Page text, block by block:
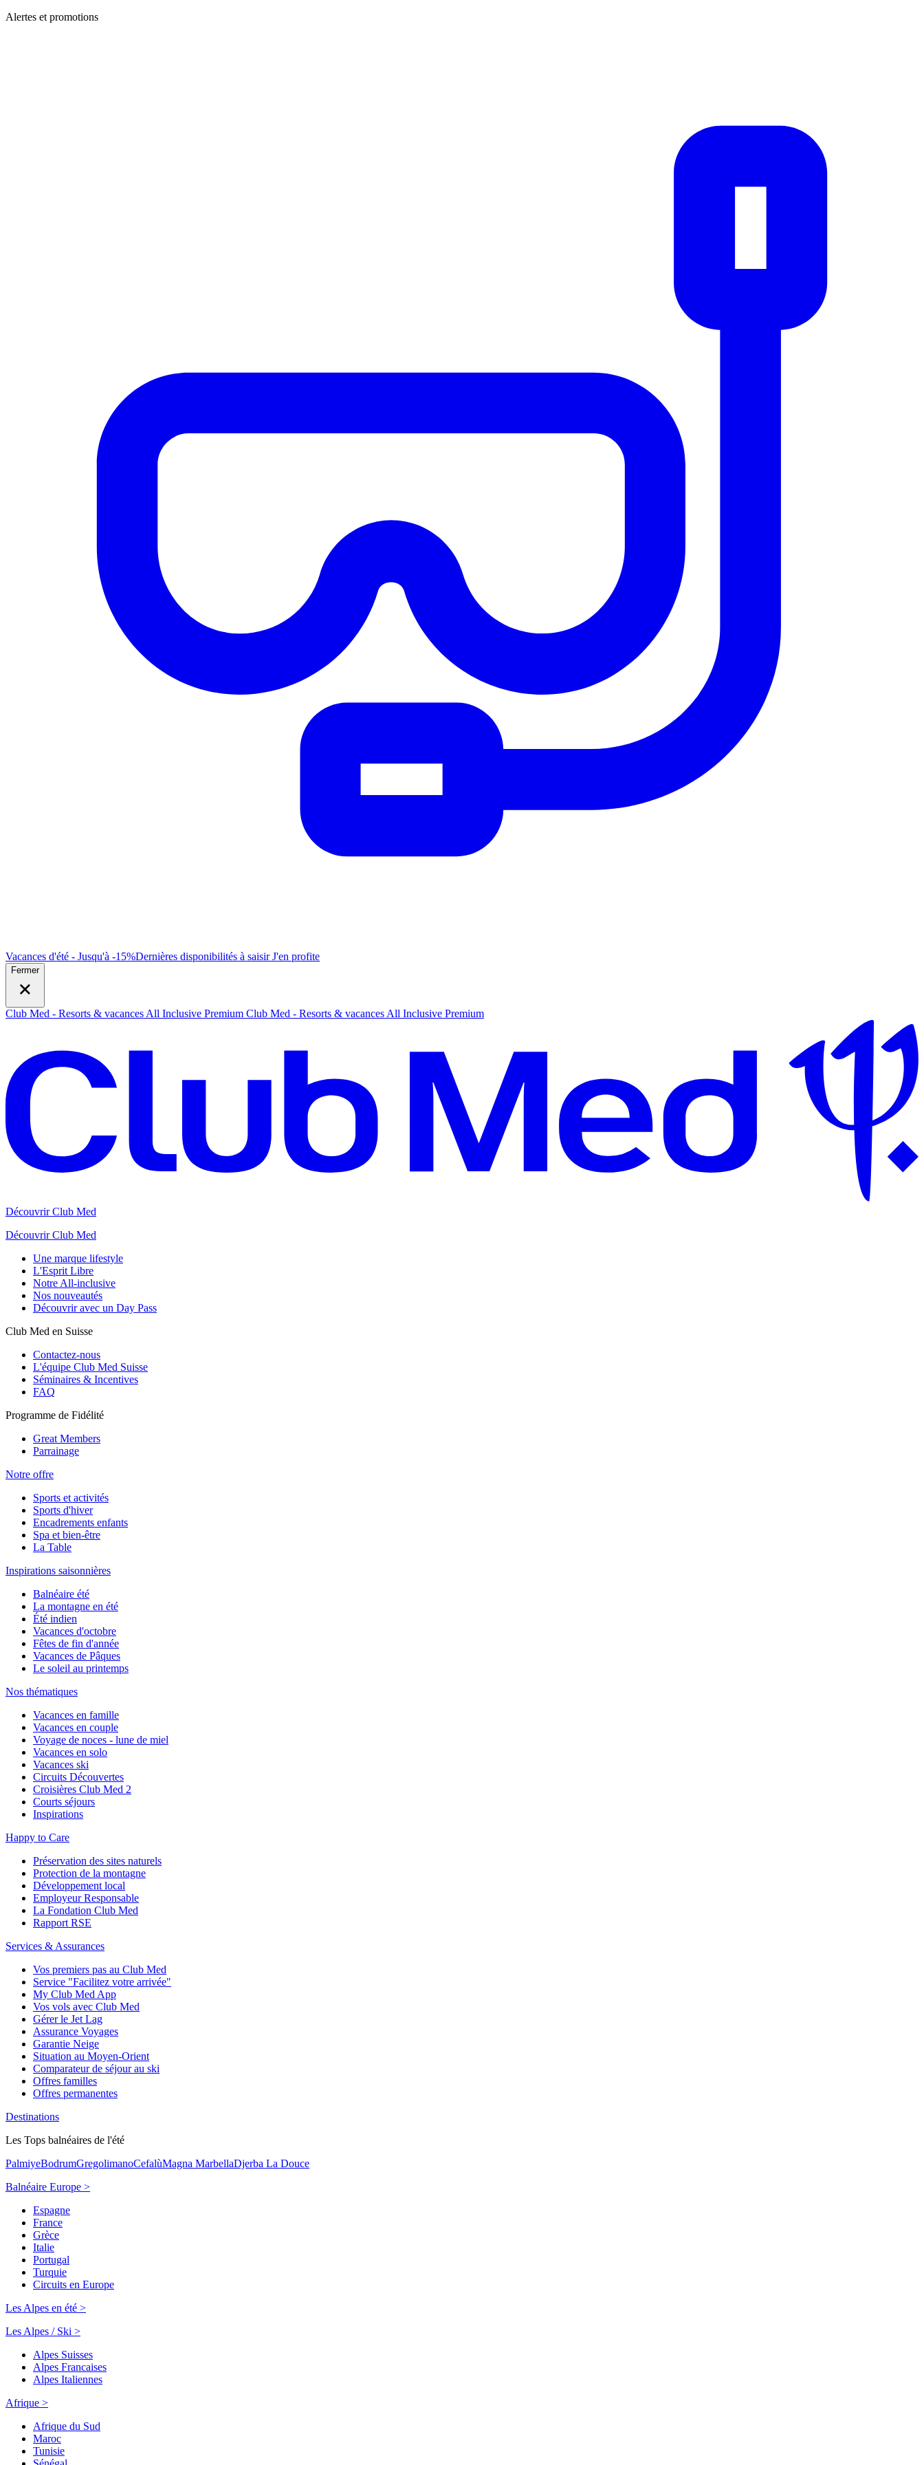
Alertes et promotions
Vacances d'été - Jusqu'à -15%Dernières disponibilités à saisirJ'en profite
Fermer
Club Med - Resorts & vacances All Inclusive Premium Club Med - Resorts & vacances All Inclusive Premium
Découvrir Club Med
Découvrir Club Med
Une marque lifestyle
L'Esprit Libre
Notre All-inclusive
Nos nouveautés
Découvrir avec un Day Pass
Club Med en Suisse
Contactez-nous
L'équipe Club Med Suisse
Séminaires & Incentives
FAQ
Programme de Fidélité
Great Members
Parrainage
Notre offre
Sports et activités
Sports d'hiver
Encadrements enfants
Spa et bien-être
La Table
Inspirations saisonnières
Balnéaire été
La montagne en été
Été indien
Vacances d'octobre
Fêtes de fin d'année
Vacances de Pâques
Le soleil au printemps
Nos thématiques
Vacances en famille
Vacances en couple
Voyage de noces - lune de miel
Vacances en solo
Vacances ski
Circuits Découvertes
Croisières Club Med 2
Courts séjours
Inspirations
Happy to Care
Préservation des sites naturels
Protection de la montagne
Développement local
Employeur Responsable
La Fondation Club Med
Rapport RSE
Services & Assurances
Vos premiers pas au Club Med
Service "Facilitez votre arrivée"
My Club Med App
Vos vols avec Club Med
Gérer le Jet Lag
Assurance Voyages
Garantie Neige
Situation au Moyen-Orient
Comparateur de séjour au ski
Offres familles
Offres permanentes
Destinations
Les Tops balnéaires de l'été
PalmiyeBodrumGregolimanoCefalùMagna MarbellaDjerba La Douce
Balnéaire Europe >
Espagne
France
Grèce
Italie
Portugal
Turquie
Circuits en Europe
Les Alpes en été >
Les Alpes / Ski >
Alpes Suisses
Alpes Francaises
Alpes Italiennes
Afrique >
Afrique du Sud
Maroc
Tunisie